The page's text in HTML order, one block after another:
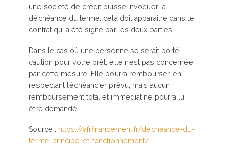
une société de crédit puisse invoquer la
déchéance du terme, cela doit apparaitre dans le
contrat qui a été signé par les deux parties.
Dans le cas où une personne se serait porté
caution pour votre prêt, elle n’est pas concernée
par cette mesure. Elle pourra rembourser, en
respectant l’échéancier prévu, mais aucun
remboursement total et immédiat ne pourra lui
être demandé.
Source : https://afrfinancement.fr/decheance-du-
terme-principe-et-fonctionnement/